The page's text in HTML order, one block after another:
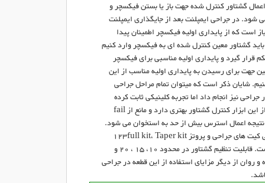
گشتاور کنترل شده جهت باز یا بستن فیکسچر و
شود. در جراحی ایمپلنت بعد از جایگذاری ایمپلنت
است که از پایداری اولیه فیکسچر اطمینان پیدا
باید گشتاور معین کنترل شده ای به فیکسچر وارد کنیم
قرار گیرد و پایداری اولیه مناسبی برای فیکسچر
جهت برای رسیدن به پایداری اولیه مناسب از این
شایان ذکر است که میتوان تمام مراحل جراحی
جراحی نیز انجام داد اما تجربه کلینیکی ثابت کرده
است که استفاده از این ابزار کنترل گشتاور بهتری دارد و مانع از fail
اعمال استرس بیش از حد به استخوان می شود.
این قطعه در تمامی کیت های جراحی و پروتز 123full kit، Taper kit
و.... نیز موجود است. قابلیت تنظیم گشتاور در محدود 10، 15 ، 20 و
و روان از دیگر مزایای استفاده از این قطعه در جراحی